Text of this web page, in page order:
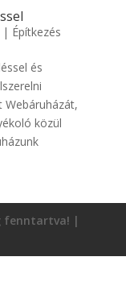
| Építkezés
és
közül
fenntartva! |